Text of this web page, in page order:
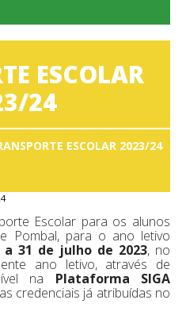
ESCOLAR
24
ESCOLAR 2023/24
Escolar para os alunos
Pombal, para o ano letivo
a 31 de julho de 2023, no
ano letivo, através de
na Plataforma SIGA
credenciais já atribuídas no